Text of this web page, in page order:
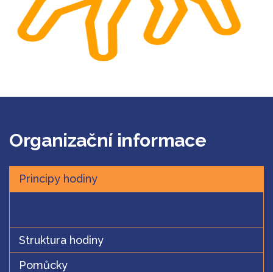
Organizační informace
Principy hodiny
Struktura hodiny
Pomůcky